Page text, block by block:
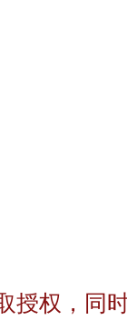
授权，同